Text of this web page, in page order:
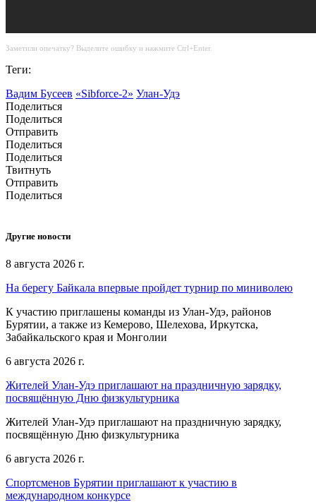
Заметили опечатку? Выделите ошибку и нажмите Ctrl+Enter.
Теги:
Вадим Бусеев «Sibforce-2» Улан-Удэ
Поделиться
Поделиться
Отправить
Поделиться
Поделиться
Твитнуть
Отправить
Поделиться
Другие новости
8 августа 2026 г.
На берегу Байкала впервые пройдет турнир по миниволею
К участию приглашены команды из Улан‑Удэ, районов
Бурятии, а также из Кемерово, Шелехова, Иркутска,
Забайкальского края и Монголии
6 августа 2026 г.
Жителей Улан-Удэ приглашают на праздничную зарядку,
посвящённую Дню физкультурника
Жителей Улан-Удэ приглашают на праздничную зарядку,
посвящённую Дню физкультурника
6 августа 2026 г.
Спортсменов Бурятии приглашают к участию в
международном конкурсе